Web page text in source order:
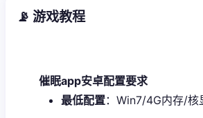
📡 游戏教程
催眠app安卓配置要求
​最低配置​：Win7/4G内存/